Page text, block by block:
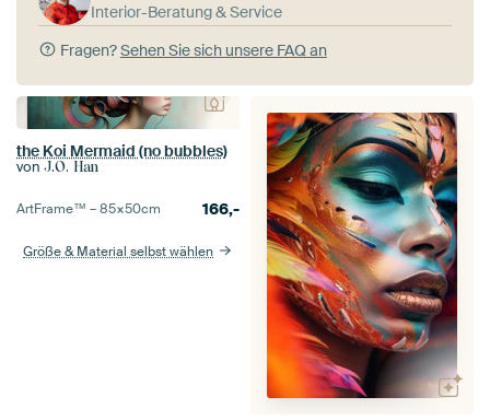
Interior-Beratung & Service
Fragen?Sehen Sie sich unsere FAQ an
the Koi Mermaid (no bubbles)
von J.O. Han
ArtFrame™ –85×50cm 166,-
Größe & Material selbst wählen